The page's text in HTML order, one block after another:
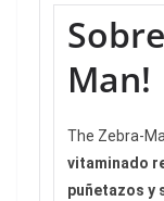
Man!
The Zebra-
vitaminado
puñetazos y